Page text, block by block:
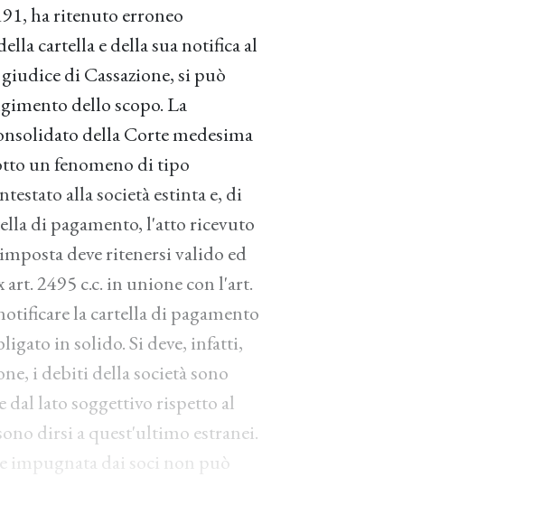
ha ritenuto erroneo
cartella e della sua notifica al
di Cassazione, si può
dello scopo. La
della Corte medesima
un fenomeno di tipo
alla società estinta e, di
di pagamento, l'atto ricevuto
deve ritenersi valido ed
art. 2495 c.c. in unione con l'art.
la cartella di pagamento
in solido. Si deve, infatti,
i debiti della società sono
dal lato soggettivo rispetto al
dirsi a quest'ultimo estranei.
impugnata dai soci non può